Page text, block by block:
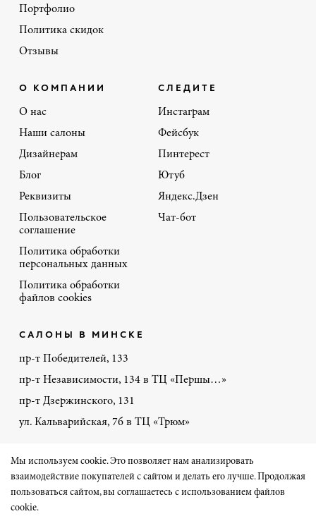
Портфолио
Политика скидок
Отзывы
О КОМПАНИИ
О нас
Наши салоны
Дизайнерам
Блог
Реквизиты
Пользовательское
соглашение
Политика обработки
персональных данных
Политика обработки
файлов cookies
СЛЕДИТЕ
Инстаграм
Фейсбук
Пинтерест
Ютуб
Яндекс.Дзен
Чат-бот
САЛОНЫ В МИНСКЕ
пр-т Победителей, 133
пр-т Независимости, 134 в ТЦ «Першы…»
пр-т Дзержинского, 131
ул. Кальварийская, 7б в ТЦ «Трюм»
+375 44 770-86-48
Сайт разработал «Чеширский Кот» на 1С-Битрикс
Мы используем cookie. Это позволяет нам анализировать
взаимодействие покупателей с сайтом и делать его лучше. Продолжая
пользоваться сайтом, вы соглашаетесь с использованием файлов
cookie.